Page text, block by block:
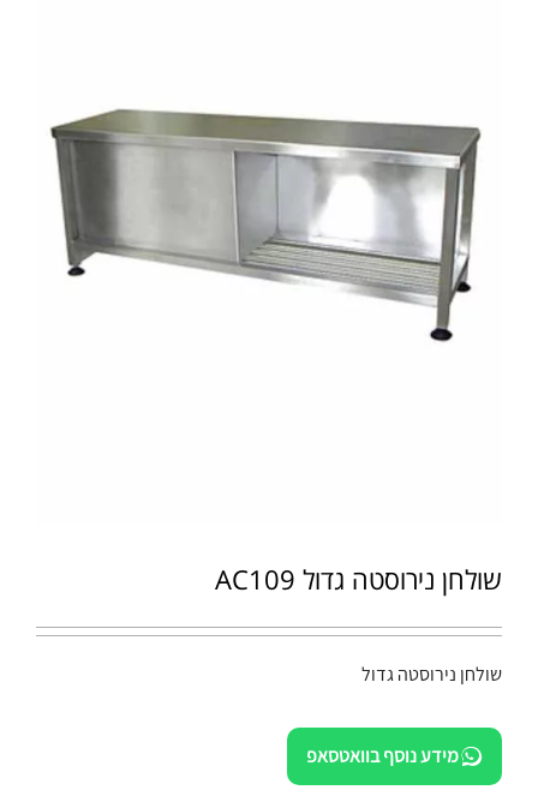
שולחן נירוסטה גדול AC109
שולחן נירוסטה גדול
מידע נוסף בוואטסאפ